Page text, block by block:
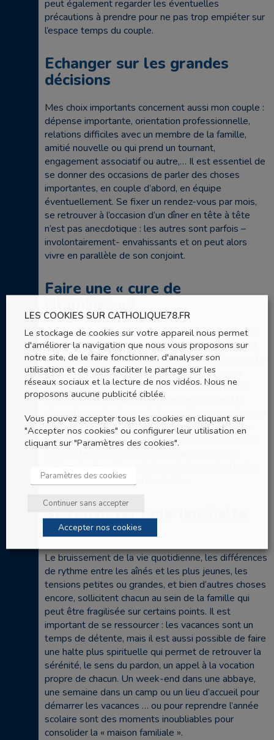
peut également regarder les éventuelles
précautions à prendre pour ne pas trop empiéter sur
l’espace temps du couple.
Echanger sur les grandes
décisions
Mes choix importants concernent aussi mon couple :
dépense importante, orientation professionnelle,
relations difficiles avec un membre de la famille,
amitié nouvelle ou qui prend un tournant,
engagement associatif ou autre,… Il est essentiel de
se donner des occasions de parler des choses
importantes, en couple d’abord, en équipe
éventuellement. Se fixer un rendez-vous par mois,
se retrouver à l’occasion d’un dîner en tête à tête
n’est pas anecdotique : les autres sont parfois –
involontairement- envahissants et on peut alors
vivre en parallèle de son conjoint.
Faire une « cure de
Un week-end à deux en amoureux, un voyage, une
rencontre d’équipe de partage ou tout simplement
un dîner en dehors de la maison pour se déconnecter
du quotidien… Les idées ne manquent pas pour
cultiver notre amour et le montrer aux autres. Si
vous avez des enfants, ils acceptent souvent la
séparation, ravis de constater que leurs parents sont
toujours amoureux et désirent le rester ! Prenons
conscience des risques d’éloignement : une activité
occasions pour se fêter l’un l’autre.
Se retrouver pour une halte
en famille
Le bruissement de la vie quotidienne, les différences
de rythme entre les aînés et les plus jeunes, les
tensions petites ou grandes, et bien d’autres choses
encore, sollicitent chacun au sein de la famille qui
peut être fragilisée sur certains points. Il est
important de se ressourcer : les vacances sont un
temps de détente, mais il est aussi possible de faire
une halte plus spirituelle qui permet de retrouver la
sérénité, le sens du pardon, un appel à la vocation
propre de chacun. Un week-end dans une abbaye,
une semaine dans un camp ou un lieu d’accueil pour
démarrer les vacances … ou pour reprendre l’année
scolaire sont des moments inoubliables pour
consolider la « maison familiale ».
LES COOKIES SUR CATHOLIQUE78.FR
Le stockage de cookies sur votre appareil nous permet
d'améliorer la navigation que nous vous proposons sur
notre site, de le faire fonctionner, d'analyser son
utilisation et de vous faciliter le partage sur les
réseaux sociaux et la lecture de nos vidéos. Nous ne
proposons aucune publicité ciblée.
Vous pouvez accepter tous les cookies en cliquant sur
"Accepter nos cookies" ou configurer leur utilisation en
cliquant sur "Paramètres des cookies".
Paramètres des cookies
Continuer sans accepter
Accepter nos cookies